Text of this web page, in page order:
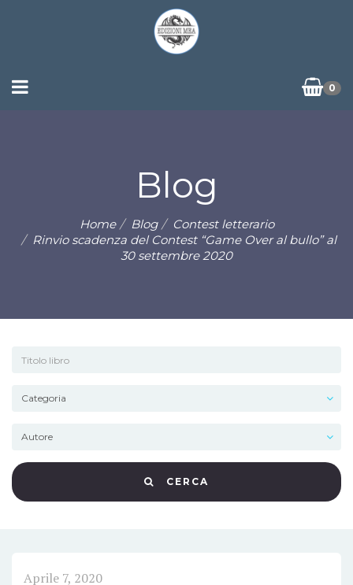
0
Blog
Home Blog
Contest letterario
Rinvio scadenza del Contest “Game Over al bullo” al
30 settembre 2020
CERCA
Aprile 7, 2020